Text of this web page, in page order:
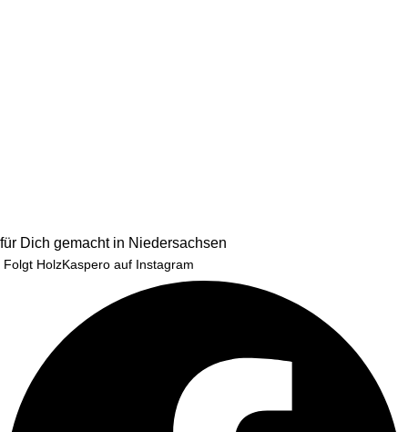
für Dich gemacht in Niedersachsen
Folgt HolzKaspero auf Instagram